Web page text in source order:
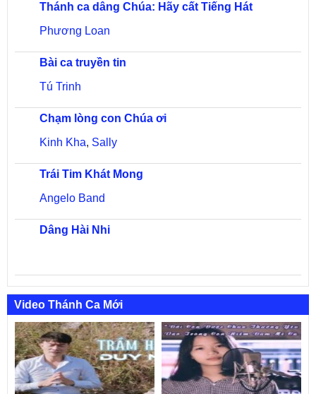
Thánh ca dâng Chúa: Hãy cất Tiếng Hát
Phương Loan
Bài ca truyền tin
Tú Trinh
Chạm lòng con Chúa ơi
Kinh Kha, Sally
Trái Tim Khát Mong
Angelo Band
Dâng Hài Nhi
Video Thánh Ca Mới